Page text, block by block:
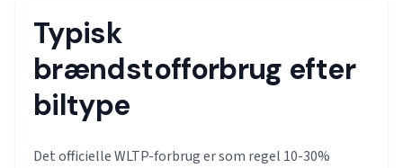
Typisk
brændstofforbrug efter
biltype
Det officielle WLTP-forbrug er som regel 10-30%